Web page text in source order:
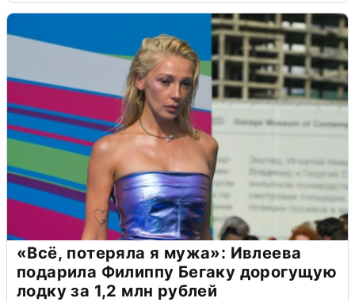
«Всё, потеряла я мужа»: Ивлеева
подарила Филиппу Бегаку дорогущую
лодку за 1,2 млн рублей